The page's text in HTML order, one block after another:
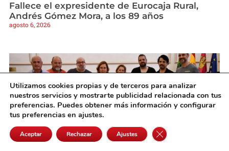
Fallece el expresidente de Eurocaja Rural,
Andrés Gómez Mora, a los 89 años
agosto 6, 2026
Utilizamos cookies propias y de terceros para analizar
nuestros servicios y mostrarte publicidad relacionada con tus
preferencias. Puedes obtener más información y configurar
tus preferencias en ajustes.
Aceptar Rechazar Ajustes Cerrar el banner de